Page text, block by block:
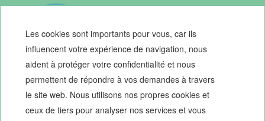
Les cookies sont importants pour vous, car ils
influencent votre expérience de navigation, nous
aident à protéger votre confidentialité et nous
permettent de répondre à vos demandes à travers
le site web. Nous utilisons nos propres cookies et
ceux de tiers pour analyser nos services et vous